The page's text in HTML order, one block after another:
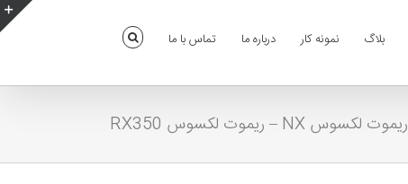
بلاگ نمونه کار درباره ما تماس با ما
ریموت لکسوس NX – ریموت لکسوس RX350